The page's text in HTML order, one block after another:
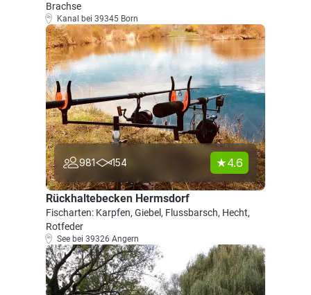
Brachse
Kanal bei 39345 Born
981 154 4.6
Rückhaltebecken Hermsdorf
Fischarten: Karpfen, Giebel, Flussbarsch, Hecht,
Rotfeder
See bei 39326 Angern